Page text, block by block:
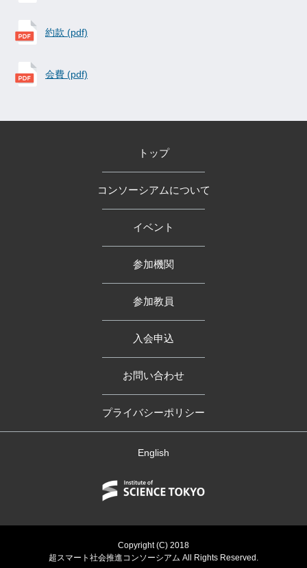
約款 (pdf)
会費 (pdf)
トップ
コンソーシアムについて
イベント
参加機関
参加教員
入会申込
お問い合わせ
プライバシーポリシー
English
Copyright (C) 2018
超スマート社会推進コンソーシアム All Rights Reserved.